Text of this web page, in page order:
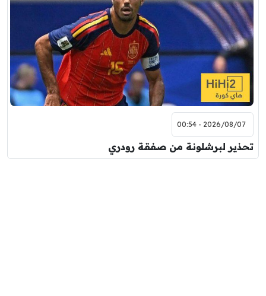
2026/08/07 - 00:54
تحذير لبرشلونة من صفقة رودري